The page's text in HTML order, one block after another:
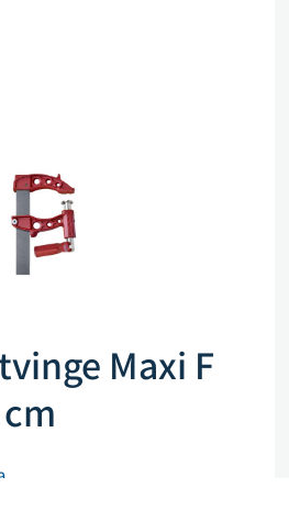
Maxi F